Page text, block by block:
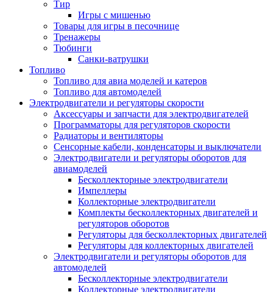
Тир
Игры с мишенью
Товары для игры в песочнице
Тренажеры
Тюбинги
Санки-ватрушки
Топливо
Топливо для авиа моделей и катеров
Топливо для автомоделей
Электродвигатели и регуляторы скорости
Аксессуары и запчасти для электродвигателей
Программаторы для регуляторов скорости
Радиаторы и вентиляторы
Сенсорные кабели, конденсаторы и выключатели
Электродвигатели и регуляторы оборотов для
авиамоделей
Бесколлекторные электродвигатели
Импеллеры
Коллекторные электродвигатели
Комплекты бесколлекторных двигателей и
регуляторов оборотов
Регуляторы для бесколлекторных двигателей
Регуляторы для коллекторных двигателей
Электродвигатели и регуляторы оборотов для
автомоделей
Бесколлекторные электродвигатели
Коллекторные электродвигатели